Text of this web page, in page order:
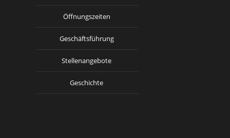
Öffnungszeiten
Geschäftsführung
Stellenangebote
Geschichte